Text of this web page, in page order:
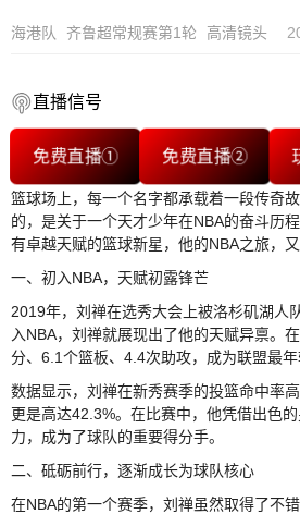
海港队 齐鲁超常规赛第1轮 高清镜头
直播信号
免费直播① 免费直播②
篮球场上，每一个名字都承载着一段传奇
的，是关于一个天才少年在NBA的奋斗历
有卓越天赋的篮球新星，他的NBA之旅，
一、初入NBA，天赋初露锋芒
2019年，刘禅在选秀大会上被洛杉矶湖人
入NBA，刘禅就展现出了他的天赋异禀。
分、6.1个篮板、4.4次助攻，成为联盟最年
数据显示，刘禅在新秀赛季的投篮命中率
更是高达42.3%。在比赛中，他凭借出色
力，成为了球队的重要得分手。
二、砥砺前行，逐渐成长为球队核心
在NBA的第一个赛季，刘禅虽然取得了不